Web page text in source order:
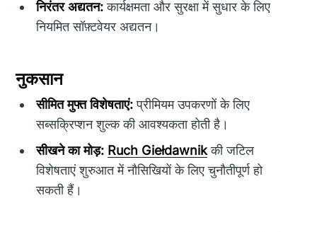
निरंतर अद्यतन:कार्यक्षमता और सुरक्षा में सुधार के लिए
नियमित सॉफ़्टवेयर अद्यतन।
नुकसान
सीमित मुफ्त विशेषताएं:प्रीमियम उपकरणों के लिए
सब्सक्रिप्शन शुल्क की आवश्यकता होती है।
सीखने का मोड़: Ruch Giełdawnikकी जटिल
विशेषताएं शुरुआत में नौसिखियों के लिए चुनौतीपूर्ण हो
सकती हैं।